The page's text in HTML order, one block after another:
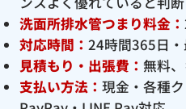
洗面所排水管つまり料金：
対応時間： 24時間365日
見積もり・出張費： 無料
支払い方法： 現金・各種